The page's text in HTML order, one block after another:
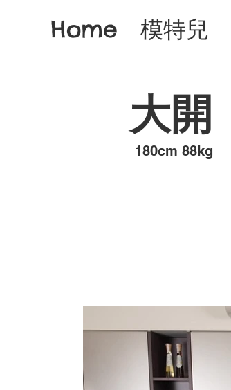
Home 模特兒
大開
​180cm 88kg